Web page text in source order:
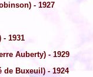
- 1927
- 1931
Auberty) - 1929
de Buxeuil) - 1924